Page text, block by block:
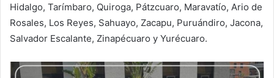
Hidalgo, Tarímbaro, Quiroga, Pátzcuaro, Maravatío, Ario de
Rosales, Los Reyes, Sahuayo, Zacapu, Puruándiro, Jacona,
Salvador Escalante, Zinapécuaro y Yurécuaro.